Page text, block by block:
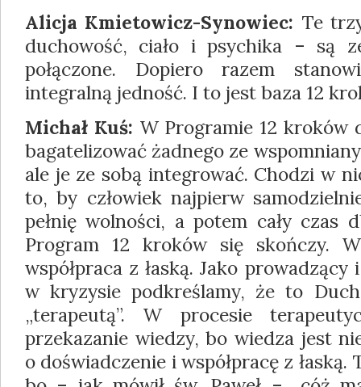
Alicja Kmietowicz-Synowiec: Te
duchowość, ciało i psychika – są
połączone. Dopiero razem
integralną jedność. I to jest baza 12
Michał Kuś: W Programie 12 kroków
bagatelizować żadnego ze
ale je ze sobą integrować. Chodzi w
to, by człowiek najpierw
pełnię wolności, a potem cały czas
Program 12 kroków się skończy.
współpraca z łaską. Jako
w kryzysie podkreślamy, że to
„terapeutą”. W procesie
przekazanie wiedzy, bo wiedza jest
o doświadczenie i współpracę z łaską.